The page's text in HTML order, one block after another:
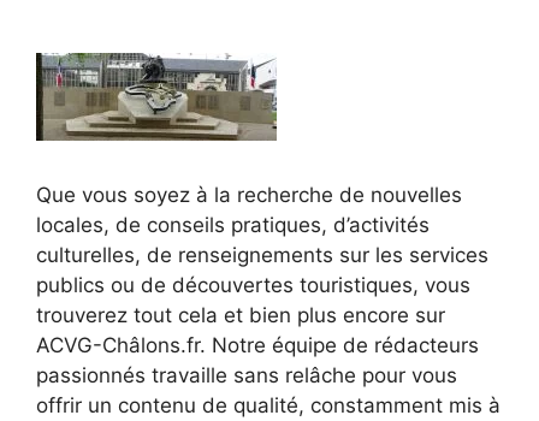
Que vous soyez à la recherche de nouvelles
locales, de conseils pratiques, d’activités
culturelles, de renseignements sur les services
publics ou de découvertes touristiques, vous
trouverez tout cela et bien plus encore sur
ACVG-Châlons.fr. Notre équipe de rédacteurs
passionnés travaille sans relâche pour vous
offrir un contenu de qualité, constamment mis à